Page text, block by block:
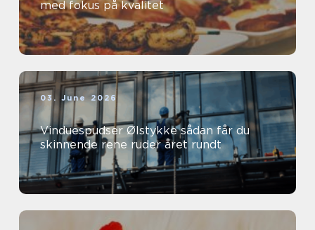
med fokus på kvalitet
03. June 2026
Vinduespudser Ølstykke sådan får du
skinnende rene ruder året rundt